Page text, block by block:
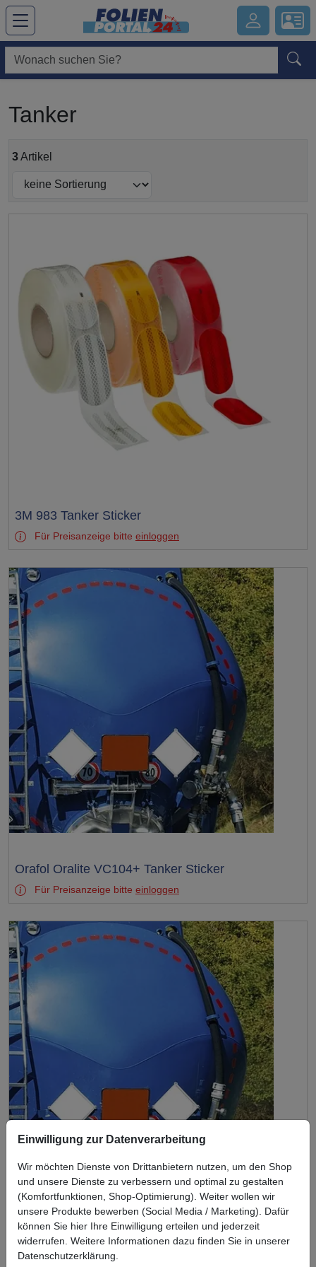
Hauptregion der Seite anspringen
Tanker
3Artikel
Test
3M 983 Tanker Sticker
Für Preisanzeige bitte einloggen
Test
Orafol Oralite VC104+ Tanker Sticker
Für Preisanzeige bitte einloggen
Test
Orafol Oralite VC104+ Tanker Sticker Rear Kit
Für Preisanzeige bitteeinloggen
Einwilligung zur Datenverarbeitung
Wir möchten Dienste von Drittanbietern nutzen, um den Shop
und unsere Dienste zu verbessern und optimal zu gestalten
(Komfortfunktionen, Shop-Optimierung). Weiter wollen wir
unsere Produkte bewerben (Social Media / Marketing). Dafür
können Sie hier Ihre Einwilligung erteilen und jederzeit
widerrufen. Weitere Informationen dazu finden Sie in unserer
Datenschutzerklärung.